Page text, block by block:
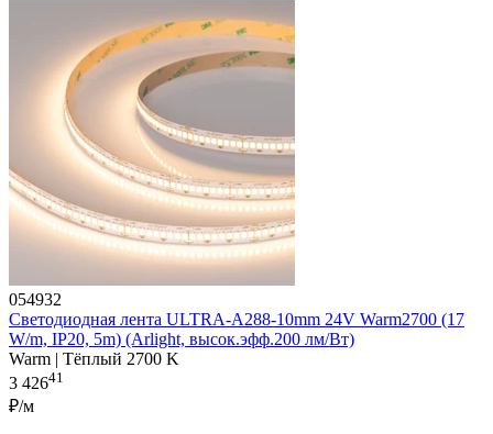
054932
Светодиодная лента ULTRA-A288-10mm 24V Warm2700 (17
W/m, IP20, 5m) (Arlight, высок.эфф.200 лм/Вт)
Warm | Тёплый 2700 K
3 42641
₽/м